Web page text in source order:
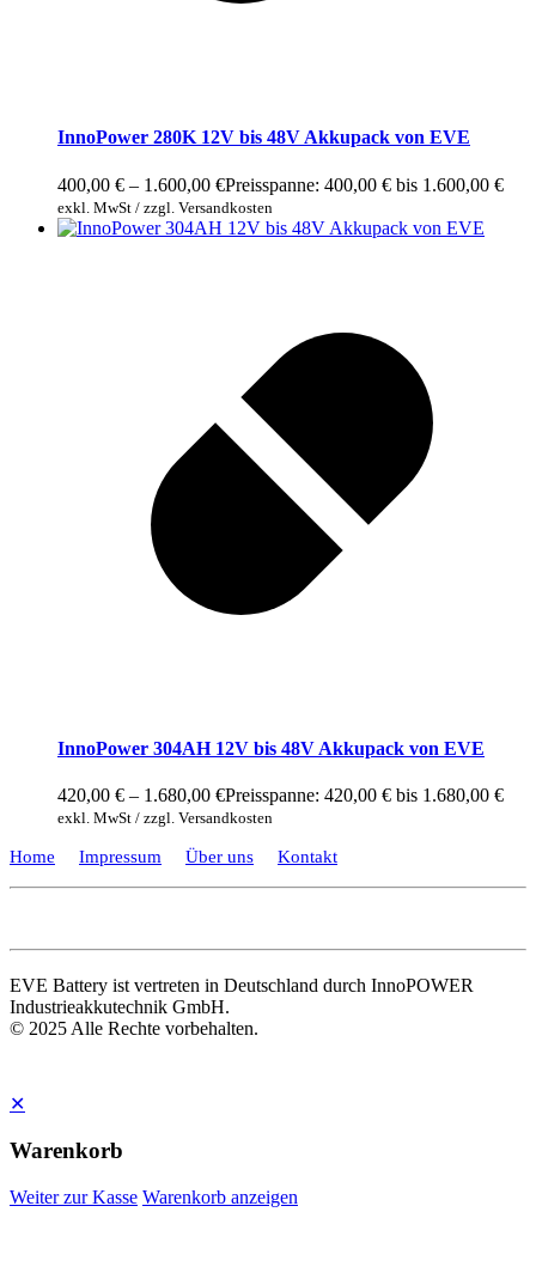
InnoPower 280K 12V bis 48V Akkupack von EVE
400,00 € – 1.600,00 €Preisspanne: 400,00 € bis 1.600,00 €
exkl. MwSt / zzgl. Versandkosten
InnoPower 304AH 12V bis 48V Akkupack von EVE
420,00 € – 1.680,00 €Preisspanne: 420,00 € bis 1.680,00 €
exkl. MwSt / zzgl. Versandkosten
Home Impressum Über uns Kontakt
EVE Battery ist vertreten in Deutschland durch InnoPOWER
Industrieakkutechnik GmbH.
© 2025 Alle Rechte vorbehalten.
✕
Warenkorb
Weiter zur Kasse Warenkorb anzeigen